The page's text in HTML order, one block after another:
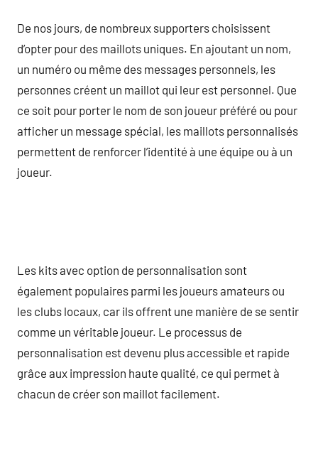
De nos jours, de nombreux supporters choisissent
d’opter pour des maillots uniques. En ajoutant un nom,
un numéro ou même des messages personnels, les
personnes créent un maillot qui leur est personnel. Que
ce soit pour porter le nom de son joueur préféré ou pour
afficher un message spécial, les maillots personnalisés
permettent de renforcer l’identité à une équipe ou à un
joueur.
Les kits avec option de personnalisation sont
également populaires parmi les joueurs amateurs ou
les clubs locaux, car ils offrent une manière de se sentir
comme un véritable joueur. Le processus de
personnalisation est devenu plus accessible et rapide
grâce aux impression haute qualité, ce qui permet à
chacun de créer son maillot facilement.